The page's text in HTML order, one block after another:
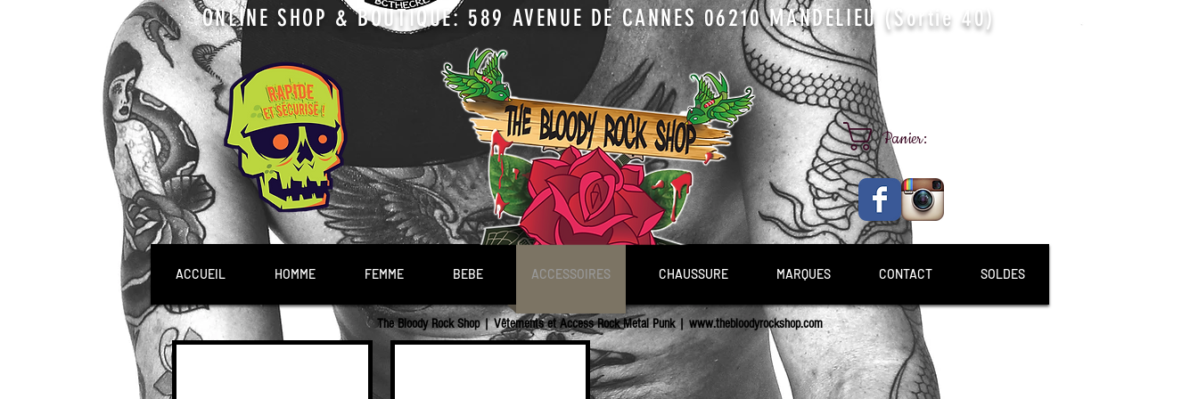
ONLINE SHOP & BOUTIQUE: 589 AVENUE DE CANNES 06210 MANDELIEU (Sortie 40)
Panier:
ACCUEIL HOMME FEMME BEBE ACCESSOIRES CHAUSSURE MARQUES CONTACT SOLDES
The Bloody Rock Shop | Vêtements et Access Rock Metal Punk |www.thebloodyrockshop.com